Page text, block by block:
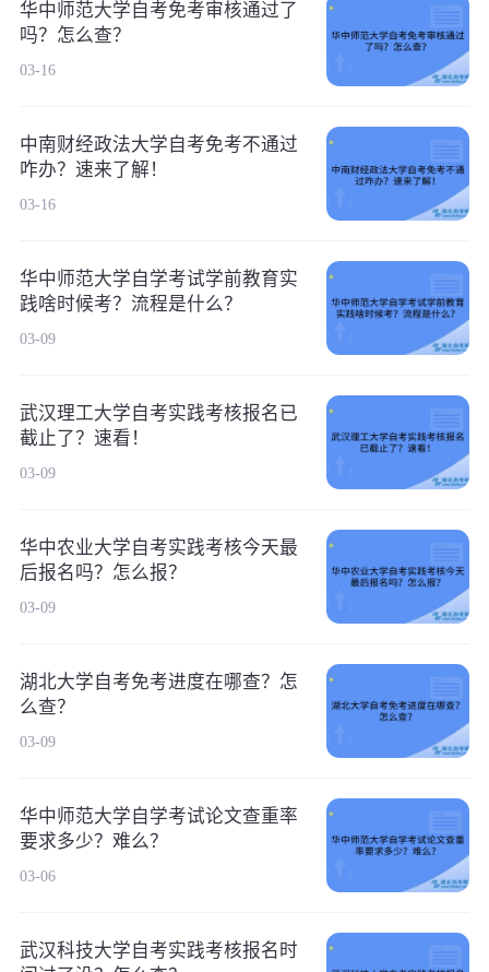
华中师范大学自考免考审核通过了
吗？怎么查？
03-16
中南财经政法大学自考免考不通过
咋办？速来了解！
03-16
华中师范大学自学考试学前教育实
践啥时候考？流程是什么？
03-09
武汉理工大学自考实践考核报名已
截止了？速看！
03-09
华中农业大学自考实践考核今天最
后报名吗？怎么报？
03-09
湖北大学自考免考进度在哪查？怎
么查？
03-09
华中师范大学自学考试论文查重率
要求多少？难么？
03-06
武汉科技大学自考实践考核报名时